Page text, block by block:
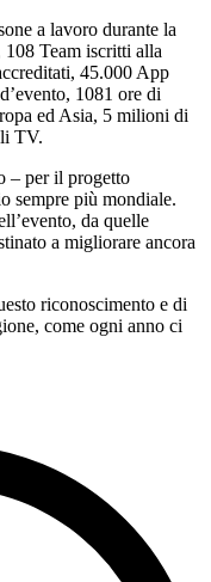
a lavoro durante la
Team iscritti alla
45.000 App
1081 ore di
ed Asia, 5 milioni di
TV.
– per il progetto
sempre più mondiale.
da quelle
a migliorare ancora
riconoscimento e di
come ogni anno ci